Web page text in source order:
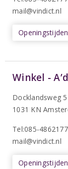
mail@vindict.nl
Openingstijden
Winkel -
Docklandsweg 5
1031 KN
Tel:085-4862177
mail@vindict.nl
Openingstijden